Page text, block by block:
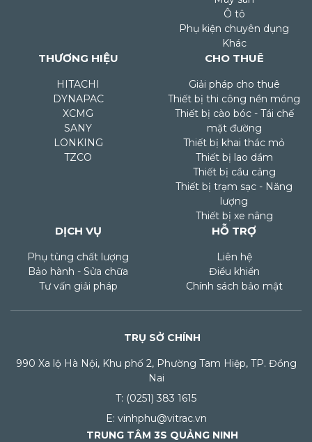
Ô tô
Phụ kiện chuyên dụng
Khác
THƯƠNG HIỆU
HITACHI
DYNAPAC
XCMG
SANY
LONKING
TZCO
CHO THUÊ
Giải pháp cho thuê
Thiết bị thi công nền móng
Thiết bị cào bóc - Tái chế
mặt đường
Thiết bị khai thác mỏ
Thiết bị lao dầm
Thiết bị cầu cảng
Thiết bị trạm sạc - Năng
lượng
Thiết bị xe nâng
DỊCH VỤ
Phụ tùng chất lượng
Bảo hành - Sửa chữa
Tư vấn giải pháp
HỖ TRỢ
Liên hệ
Điều khiển
Chính sách bảo mật
TRỤ SỞ CHÍNH
990 Xa lộ Hà Nội, Khu phố 2, Phường Tam Hiệp, TP. Đồng
Nai
T: (0251) 383 1615
E: vinhphu@vitrac.vn
TRUNG TÂM 3S QUẢNG NINH